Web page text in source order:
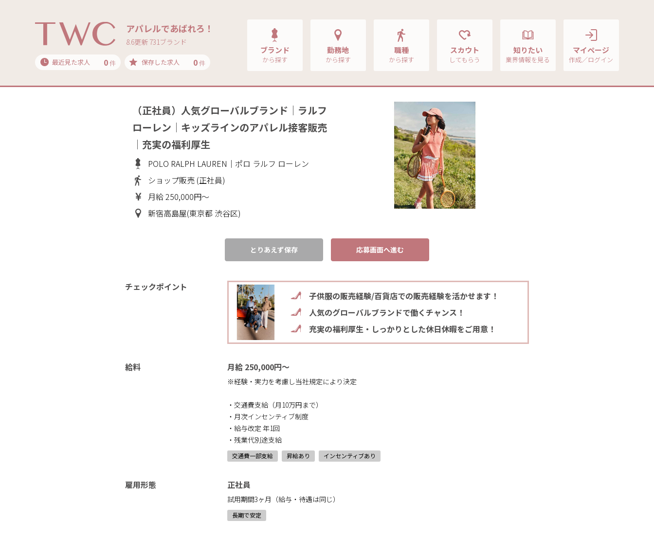
アパレルであばれろ！
8.6更新 731ブランド
最近見た求人 0件 保存した求人 0件
ブランド
から探す
勤務地
から探す
職種
から探す
スカウト
してもらう
知りたい
業界情報を見る
マイページ
作成／ログイン
（正社員）人気グローバルブランド｜ラルフ
ローレン｜キッズラインのアパレル接客販売
｜充実の福利厚生
POLO RALPH LAUREN｜ポロ ラルフ ローレン
ショップ販売 (正社員)
月給 250,000円～
新宿高島屋(東京都 渋谷区)
とりあえず保存 応募画面へ進む
チェックポイント
子供服の販売経験/百貨店での販売経験を活かせます！
人気のグローバルブランドで働くチャンス！
充実の福利厚生・しっかりとした休日休暇をご用意！
給料 月給 250,000円～
※経験・実力を考慮し当社規定により決定
・交通費支給（月10万円まで）
・月次インセンティブ制度
・給与改定 年1回
・残業代別途支給
交通費一部支給 昇給あり インセンティブあり
雇用形態 正社員
試用期間3ヶ月（給与・待遇は同じ）
長期で安定